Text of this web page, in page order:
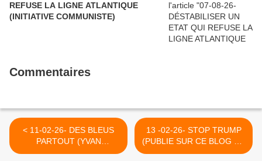
REFUSE LA LIGNE ATLANTIQUE
(INITIATIVE COMMUNISTE)
Commentaires
< 11-02-26- DES BLEUS
PARTOUT (YVAN
BALCHOY)
13 -02-26- STOP TRUMP
(PUBLIE SUR CE BLOG EN
2017 !!!) >